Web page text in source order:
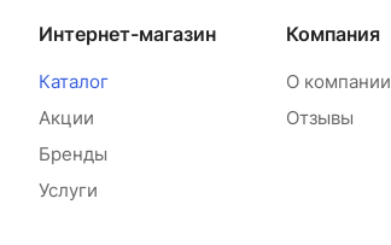
Интернет-магазин
Каталог
Акции
Бренды
Услуги
Компания
О компании
Отзывы